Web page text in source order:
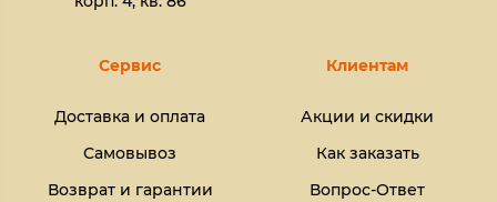
Сервис
Доставка и оплата
Самовывоз
Возврат и гарантии
Клиентам
Акции и скидки
Как заказать
Вопрос-Ответ